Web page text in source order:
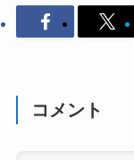
コメント